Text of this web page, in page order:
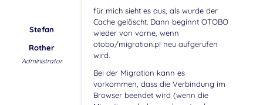
Stefan
Rother
Administrator
für mich sieht es aus, als wurde der
Cache gelöscht. Dann beginnt OTOBO
wieder von vorne, wenn
otobo/migration.pl neu aufgerufen
wird.
Bei der Migration kann es
vorkommen, dass die Verbindung im
Browser beendet wird (wenn die